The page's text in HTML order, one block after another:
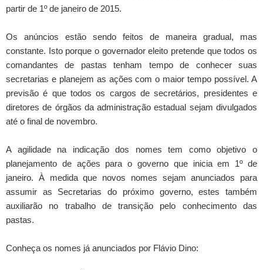
partir de 1º de janeiro de 2015.
Os anúncios estão sendo feitos de maneira gradual, mas
constante. Isto porque o governador eleito pretende que todos os
comandantes de pastas tenham tempo de conhecer suas
secretarias e planejem as ações com o maior tempo possível. A
previsão é que todos os cargos de secretários, presidentes e
diretores de órgãos da administração estadual sejam divulgados
até o final de novembro.
A agilidade na indicação dos nomes tem como objetivo o
planejamento de ações para o governo que inicia em 1º de
janeiro. À medida que novos nomes sejam anunciados para
assumir as Secretarias do próximo governo, estes também
auxiliarão no trabalho de transição pelo conhecimento das
pastas.
Conheça os nomes já anunciados por Flávio Dino: